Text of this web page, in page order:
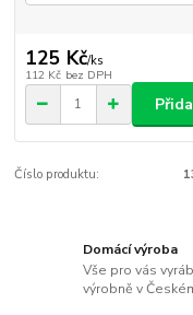
125 Kč/ks
112 Kč bez DPH
Číslo produktu:
Domácí výroba
Vše pro vás
výrobně v